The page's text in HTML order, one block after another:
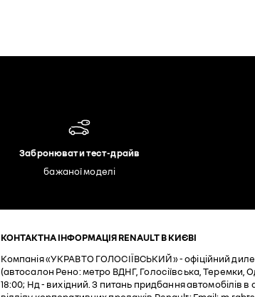
Забронювати тест-драйв
бажаної моделі
КОНТАКТНА ІНФОРМАЦІЯ RENAULT В КИЄВІ
Компанія «УКРАВТО ГОЛОСІЇВСЬКИЙ» - офіційний
(автосалон Рено: метро ВДНГ, Голосіївська, Теремки,
18:00; Нд - вихідний. З питань придбання автомобілів